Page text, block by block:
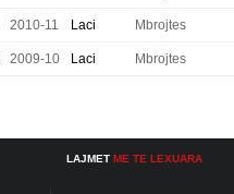
2010-11 Laci Mbrojtes
2009-10 Laci Mbrojtes
LAJMET ME TE LEXUARA